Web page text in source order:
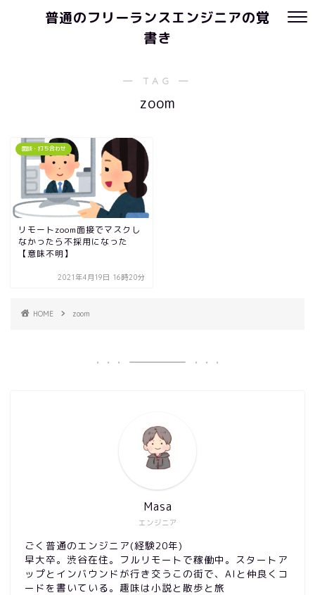
普通のフリーランスエンジニアの覚
書き
― TAG ―
zoom
面談・打ち合わせ
リモートzoom面接でマスクし
なかったら不採用になった
【意味不明】
2021年4月19日 16時20分
HOME zoom
エンジニア
Masa
ごく普通のエンジニア(経験20年)
早大卒。渋谷在住。フルリモートで稼働中。スタートア
ップとインバウンドが行き交うこの街で、AIと仲良くコ
ードを書いている。趣味は小説と散歩と旅